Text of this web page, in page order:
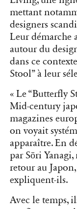
mettant
designers
Leur démarche
autour du
dans ce
Stool” à leur
« Le “Butterfly
Mid-century
magazines
on voyait
apparaître. En
par Sōri
retour au
expliquent-ils.
Avec le temps,